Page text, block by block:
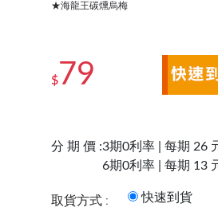
★海龍王碳燻烏梅
$ 79
分 期 價 :3期0利率 | 每期 26
6期0利率 | 每期 13
取貨方式 : 快速到